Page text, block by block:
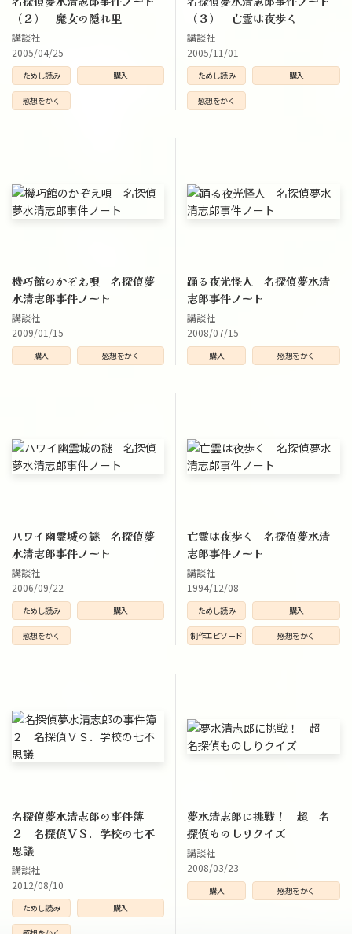
（２） 魔女の隠れ里
講談社
2005/04/25
ためし読み 購入
感想をかく
（３） 亡霊は夜歩く
講談社
2005/11/01
ためし読み 購入
感想をかく
機巧館のかぞえ唄 名探偵夢
水清志郎事件ノート
講談社
2009/01/15
購入 感想をかく
踊る夜光怪人 名探偵夢水清
志郎事件ノート
講談社
2008/07/15
購入 感想をかく
ハワイ幽霊城の謎 名探偵夢
水清志郎事件ノート
講談社
2006/09/22
ためし読み 購入
感想をかく
亡霊は夜歩く 名探偵夢水清
志郎事件ノート
講談社
1994/12/08
ためし読み 購入
制作エピソード 感想をかく
名探偵夢水清志郎の事件簿
２ 名探偵ＶＳ．学校の七不
思議
講談社
2012/08/10
ためし読み 購入
夢水清志郎に挑戦！ 超 名
探偵ものしりクイズ
講談社
2008/03/23
購入 感想をかく